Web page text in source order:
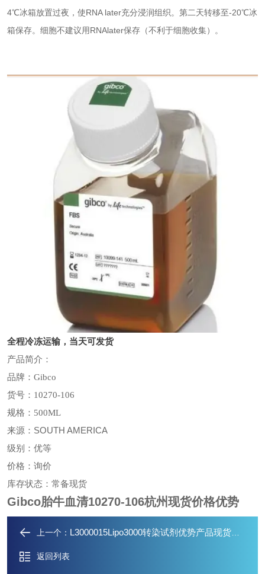
4℃冰箱放置过夜，使RNA later充分浸润组织。第二天转移至-20℃冰
箱保存。细胞不建议用RNAlater保存（不利于细胞收集）。
全程冷冻运输，当天可发货
产品简介：
品牌：Gibco
货号：10270-106
规格：500ML
来源： SOUTH AMERICA
级别：优等
价格：询价
库存状态：常备现货
Gibco胎牛血清10270-106杭州现货价格优势
上一个： L3000015Lipo3000转染试剂优势产品现货供应
返回列表